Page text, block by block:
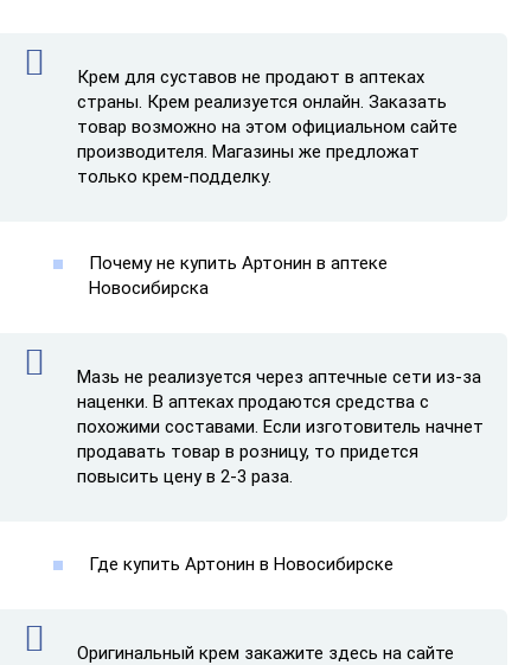
Крем для суставов не продают в аптеках
страны. Крем реализуется онлайн. Заказать
товар возможно на этом официальном сайте
производителя. Магазины же предложат
только крем-подделку.
Почему не купить Артонин в аптеке
Новосибирска
Мазь не реализуется через аптечные сети из-за
наценки. В аптеках продаются средства с
похожими составами. Если изготовитель начнет
продавать товар в розницу, то придется
повысить цену в 2-3 раза.
Где купить Артонин в Новосибирске
Оригинальный крем закажите здесь на сайте